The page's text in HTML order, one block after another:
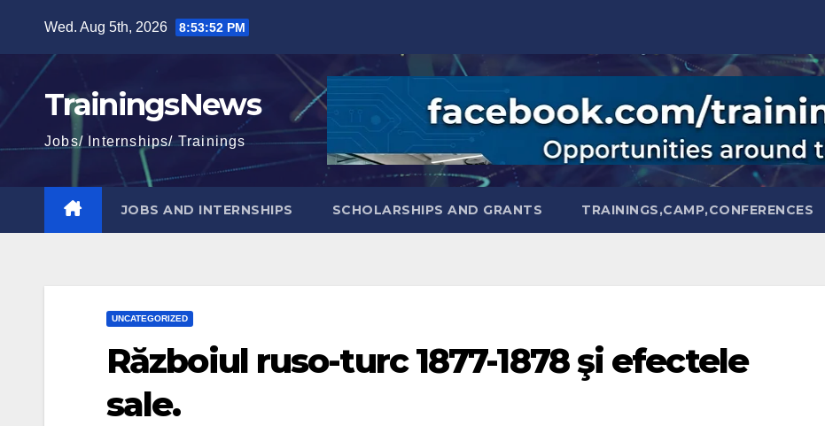
content
Wed. Aug 5th, 2026 8:53:53 PM
TrainingsNews
Jobs/ Internships/ Trainings
JOBS AND INTERNSHIPS SCHOLARSHIPS AND GRANTS TRAININGS,CAMP,CONFERENCES
UNCATEGORIZED
Războiul ruso-turc 1877-1878 şi efectele
sale.